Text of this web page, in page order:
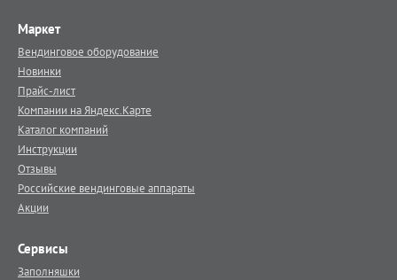
Маркет
Вендинговое оборудование
Новинки
Прайс-лист
Компании на Яндекс.Карте
Каталог компаний
Инструкции
Отзывы
Российские вендинговые аппараты
Акции
Сервисы
Заполняшки